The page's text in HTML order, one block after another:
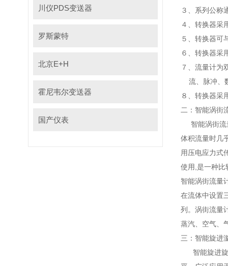
川仪PDS变送器
罗斯蒙特
北京E+H
霍尼韦尔变送器
国产仪表
３、系列公
４、转换器
５、转换器可
６、转换器采
７、流量计为
流、脉冲
８、转换
二：智能涡
智能涡街流量
体积流量时几乎
用压电应力式
使用,是一种比较
智能涡街流量
在流体中设置
列。涡街流
蒸汽、空气
三：智能旋
智能旋进旋涡